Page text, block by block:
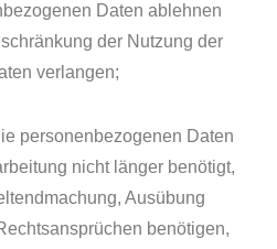
Daten ablehnen
der Nutzung der
verlangen;
personenbezogenen Daten
nicht länger benötigt,
Ausübung
benötigen,